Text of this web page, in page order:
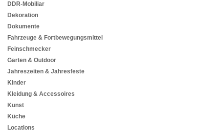
DDR-Mobiliar
Dekoration
Dokumente
Fahrzeuge & Fortbewegungsmittel
Feinschmecker
Garten & Outdoor
Jahreszeiten & Jahresfeste
Kinder
Kleidung & Accessoires
Kunst
Küche
Locations